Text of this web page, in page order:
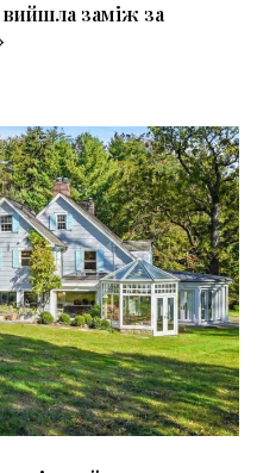
вийшла заміж за